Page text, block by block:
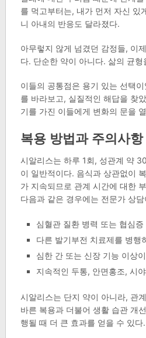
를 먹고부터는, 내가 먼저 자신 있
니 아내의 반응도 달라졌다.
아무렇지 않게 넘겼던 감정들, 이
다. 단순한 약이 아니다. 삶의 균
이들의 공통점은 용기 있는 선택
를 바라보고, 실질적인 해답을 찾
기를 가진 이들에게 변화의 문을
복용 방법과 주의사항
시알리스는 하루 1회, 성관계 약
이 일반적이다. 음식과 상관없이
가 지속되므로 관계 시간에 대한
다음과 같은 경우에는 전문가 상
심혈관 질환 병력 또는 협심
다른 발기부전 치료제를 병행
심한 간 또는 신장 기능 이상
지속적인 두통, 안면홍조, 시
시알리스는 단지 약이 아니라, 관
바른 복용과 더불어 생활 습관 개
행될 때 더 큰 효과를 얻을 수 있다.